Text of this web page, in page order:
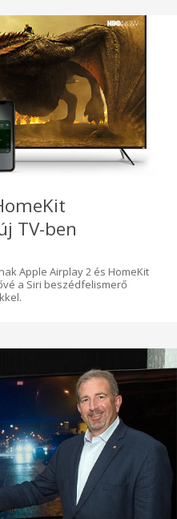
TV-ben
Apple Airplay 2 és HomeKit
a Siri beszédfelismerő